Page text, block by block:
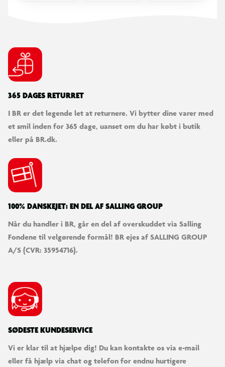
365 DAGES RETURRET
I BR er det legende let at returnere. Vi bytter dine varer med
et smil inden for 365 dage, uanset om du har købt i butik
eller på BR.dk.
100% DANSKEJET: EN DEL AF SALLING GROUP
Når du handler i BR, går en del af overskuddet via Salling
Fondene til velgørende formål! BR ejes af SALLING GROUP
A/S (CVR: 35954716).
SØDESTE KUNDESERVICE
Vi er klar til at hjælpe dig! Du kan kontakte os via e-mail
eller få hjælp via chat og telefon for endnu hurtigere